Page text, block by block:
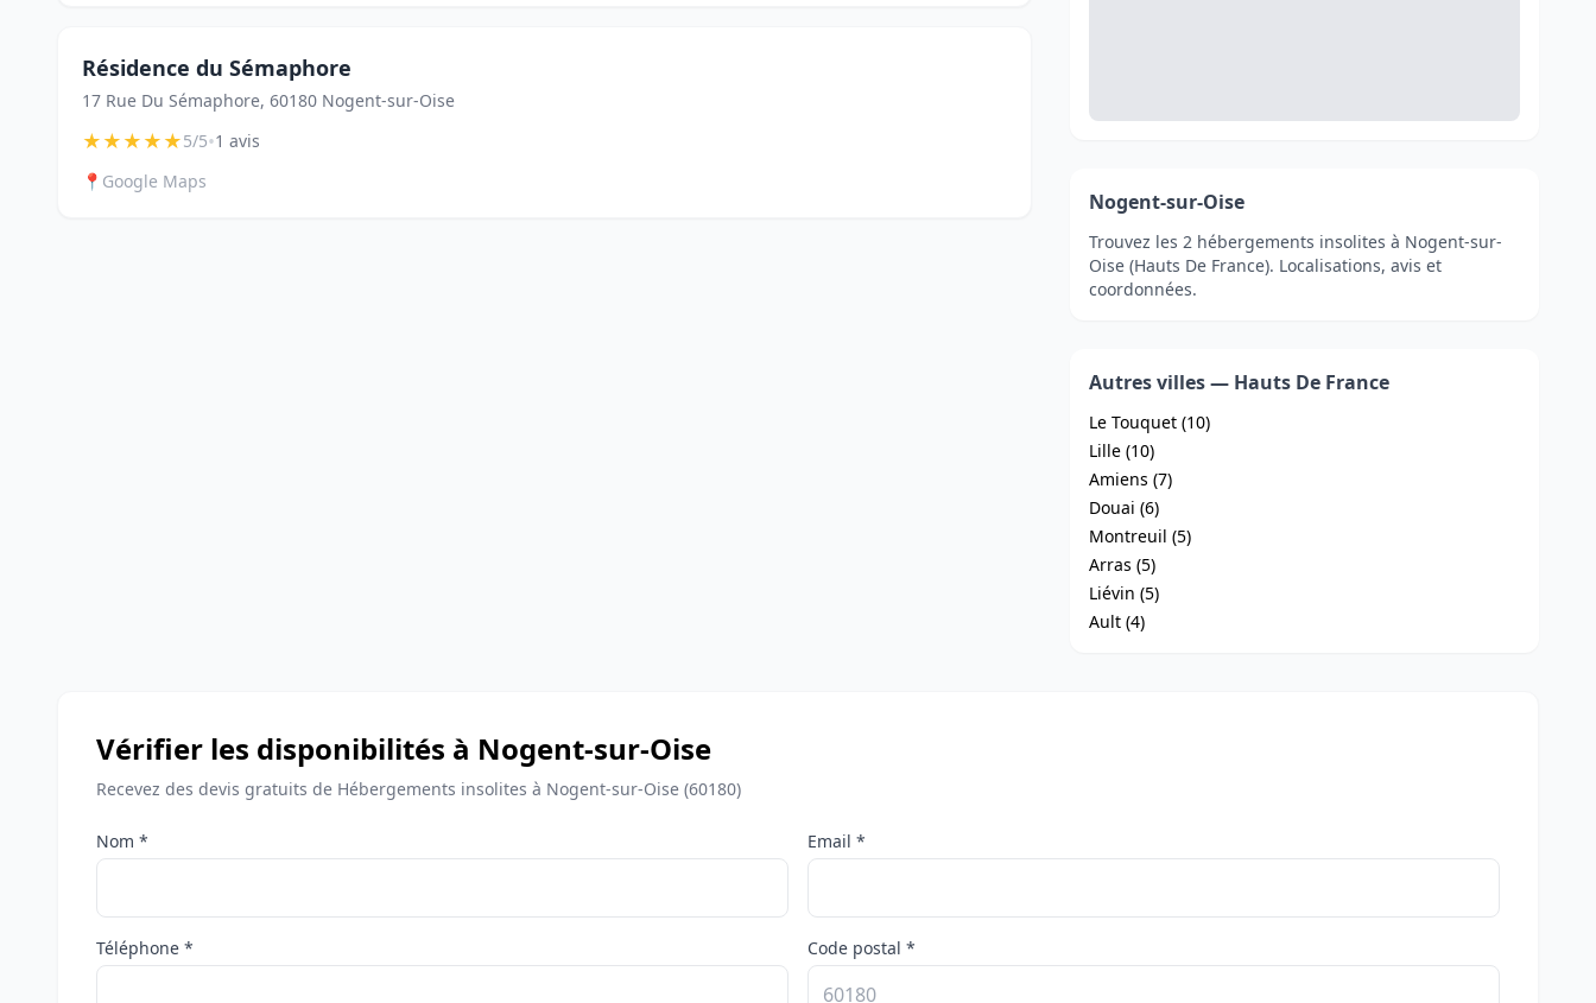
Résidence du Sémaphore
17 Rue Du Sémaphore, 60180 Nogent-sur-Oise
★★★★★5/5•1 avis
📍 Google Maps
Nogent-sur-Oise
Trouvez les 2 hébergements insolites à Nogent-sur-
Oise (Hauts De France). Localisations, avis et
coordonnées.
Autres villes — Hauts De France
Le Touquet (10)
Lille (10)
Amiens (7)
Douai (6)
Montreuil (5)
Arras (5)
Liévin (5)
Ault (4)
Vérifier les disponibilités à Nogent-sur-Oise
Recevez des devis gratuits de Hébergements insolites à Nogent-sur-Oise (60180)
Nom * Email *
Téléphone * Code postal *